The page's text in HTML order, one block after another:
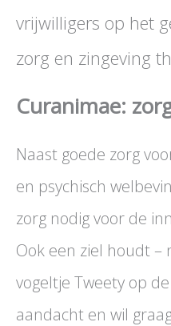
vrijwilligers op het
zorg en zingeving
Curanimae:
Naast goede zorg
en psychisch
zorg nodig voor de
Ook een ziel houdt –
vogeltje Tweety op
aandacht en wil